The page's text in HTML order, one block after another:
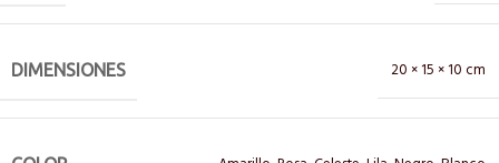
DIMENSIONES 20 × 15 × 10 cm